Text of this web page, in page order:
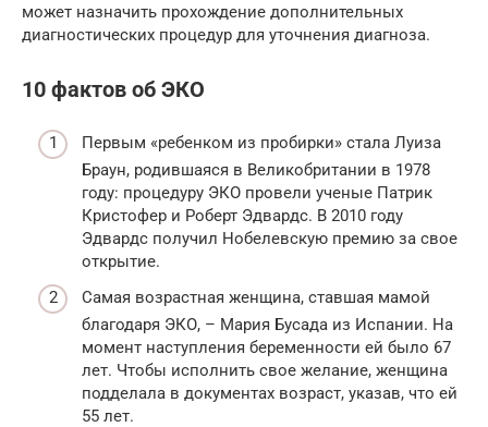
может назначить прохождение дополнительных
диагностических процедур для уточнения диагноза.
10 фактов об ЭКО
Первым «ребенком из пробирки» стала Луиза
Браун, родившаяся в Великобритании в 1978
году: процедуру ЭКО провели ученые Патрик
Кристофер и Роберт Эдвардс. В 2010 году
Эдвардс получил Нобелевскую премию за свое
открытие.
Самая возрастная женщина, ставшая мамой
благодаря ЭКО, – Мария Бусада из Испании. На
момент наступления беременности ей было 67
лет. Чтобы исполнить свое желание, женщина
подделала в документах возраст, указав, что ей
55 лет.